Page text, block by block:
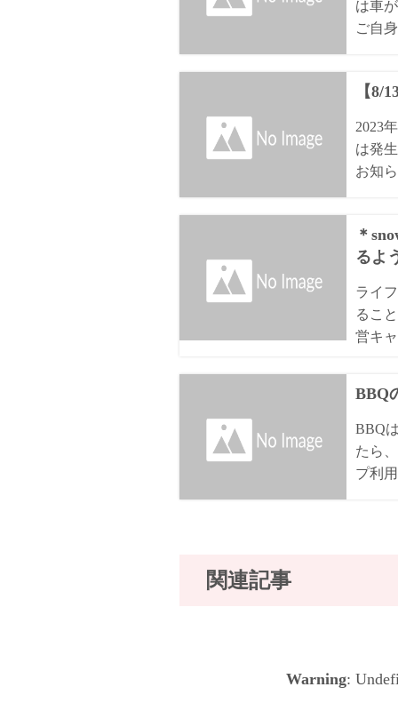
は車
ご自
【8/
2023
は発
お知
＊
るよ
ライ
るこ
営キ
BBQ
BBQ
たら
プ利
関連記事
Warning: